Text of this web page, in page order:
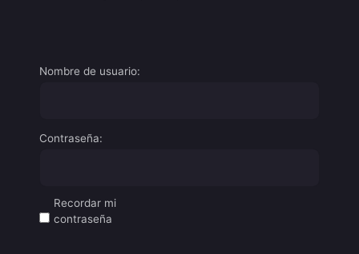
Nombre de usuario:
Contraseña:
Recordar mi
contraseña